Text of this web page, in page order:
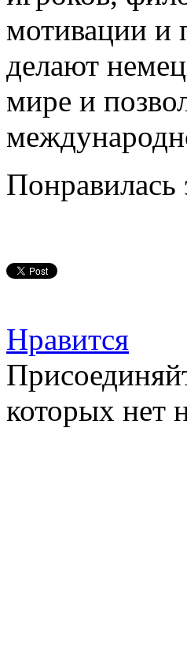
мотивации и
делают
мире и
Понравилась
Нравится
которых нет